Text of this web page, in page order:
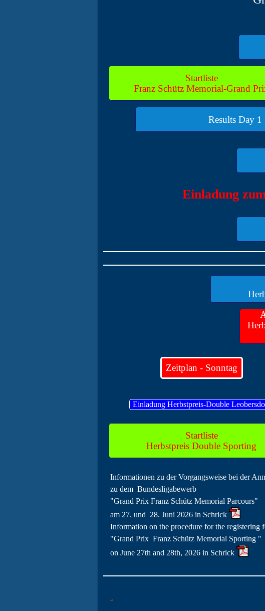
Startliste
Franz Schütz Memorial-Grand
Results Day 1
Einladung zum
Zeitplan - Sonntag
Einladung Herbstpreis-Double
Startliste
Herbstpreis Double Sporting
Informationen zu der Vorgangsweise bei der
zu dem Bundesligabewerb
"Grand Prix Franz Schütz Memorial Parcours"
am 27. und 28. Juni 2026 in Schrick
Information on the procedure for the registering
"Grand Prix Franz Schütz Memorial Sporting "
on June 27th and 28th, 2026 in Schrick
..